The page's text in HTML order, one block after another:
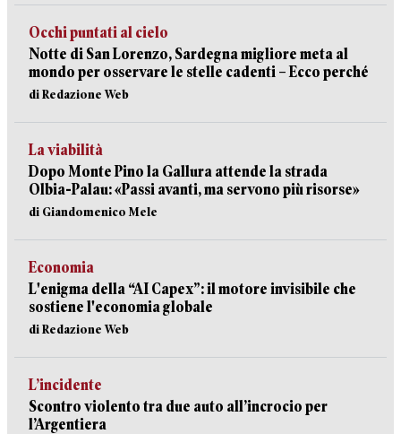
Occhi puntati al cielo
Notte di San Lorenzo, Sardegna migliore meta al
mondo per osservare le stelle cadenti – Ecco perché
di Redazione Web
La viabilità
Dopo Monte Pino la Gallura attende la strada
Olbia-Palau: «Passi avanti, ma servono più risorse»
di Giandomenico Mele
Economia
L'enigma della “AI Capex”: il motore invisibile che
sostiene l'economia globale
di Redazione Web
L’incidente
Scontro violento tra due auto all’incrocio per
l’Argentiera